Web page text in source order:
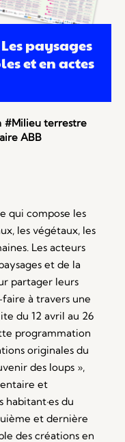
paysages
et en actes
#Milieu terrestre
ABB
qui compose les
les végétaux, les
Les acteurs
et de la
partager leurs
à travers une
du 12 avril au 26
programmation
originales du
des loups »,
et
du
et dernière
des créations en